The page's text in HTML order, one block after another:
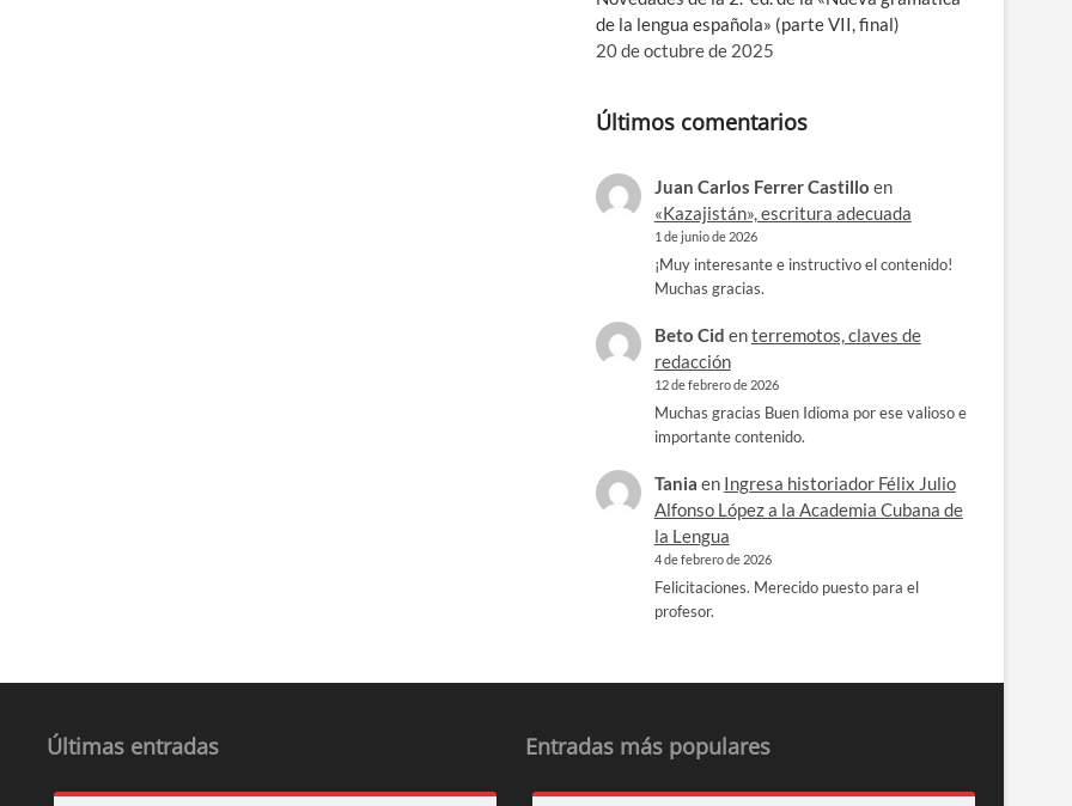
de la lengua española» (parte VII, final)
20 de octubre de 2025
Últimos comentarios
Juan Carlos Ferrer Castillo en
«Kazajistán», escritura adecuada
1 de junio de 2026
¡Muy interesante e instructivo el contenido!
Muchas gracias.
Beto Cid enterremotos, claves de
redacción
12 de febrero de 2026
Muchas gracias Buen Idioma por ese valioso e
importante contenido.
Tania en Ingresa historiador Félix Julio
Alfonso López a la Academia Cubana de
la Lengua
4 de febrero de 2026
Felicitaciones. Merecido puesto para el
profesor.
Últimas entradas Entradas más populares